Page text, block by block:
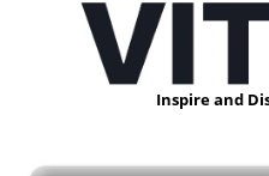
Inspire and